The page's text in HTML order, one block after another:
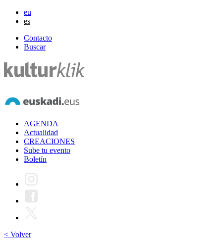
eu
es
Contacto
Buscar
AGENDA
Actualidad
CREACIONES
Sube tu evento
Boletín
< Volver